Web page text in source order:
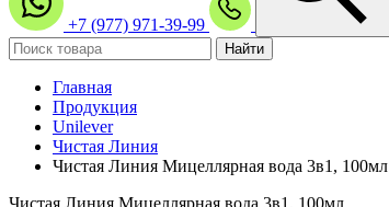
+7 (977) 971-39-99
Главная
Продукция
Unilever
Чистая Линия
Чистая Линия Мицеллярная вода 3в1, 100мл
Чистая Линия Мицеллярная вода 3в1, 100мл